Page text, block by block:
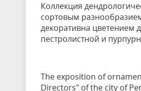
Коллекция
сортовым
декоративна цветением
пестролистной и
The exposition of
Directors" of the city of